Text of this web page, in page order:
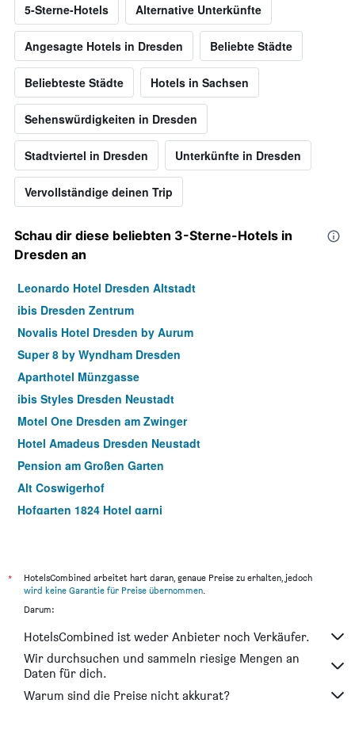
5-Sterne-Hotels Alternative Unterkünfte
Angesagte Hotels in Dresden Beliebte Städte
Beliebteste Städte Hotels in Sachsen
Sehenswürdigkeiten in Dresden
Stadtviertel in Dresden Unterkünfte in Dresden
Vervollständige deinen Trip
Schau dir diese beliebten 3-Sterne-Hotels in
Dresden an
Leonardo Hotel Dresden Altstadt
ibis Dresden Zentrum
Novalis Hotel Dresden by Aurum
Super 8 by Wyndham Dresden
Aparthotel Münzgasse
ibis Styles Dresden Neustadt
Motel One Dresden am Zwinger
Hotel Amadeus Dresden Neustadt
Pension am Großen Garten
Alt Coswigerhof
Hofgarten 1824 Hotel garni
Best Western Plus Hotel Dresden City
Hotel Garden Cottage mit kostenfreien Parkplätzen
Urban Capsule
Hotel Aviv Dresden
Akademiehotel Dresden
*
HotelsCombined arbeitet hart daran, genaue Preise zu erhalten, jedoch
wird keine Garantie für Preise übernommen.
Darum:
HotelsCombined ist weder Anbieter noch Verkäufer.
Wir durchsuchen und sammeln riesige Mengen an
Daten für dich.
Warum sind die Preise nicht akkurat?